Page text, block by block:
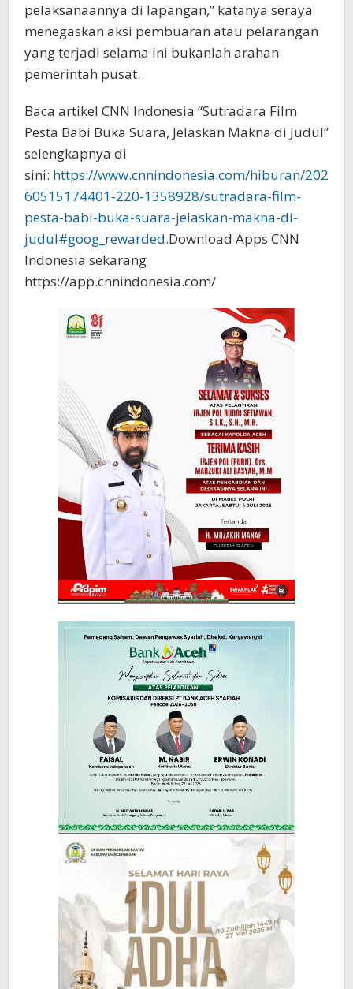
pelaksanaannya di lapangan,” katanya seraya
menegaskan aksi pembuaran atau pelarangan
yang terjadi selama ini bukanlah arahan
pemerintah pusat.
Baca artikel CNN Indonesia “Sutradara Film
Pesta Babi Buka Suara, Jelaskan Makna di Judul”
selengkapnya di
sini: https://www.cnnindonesia.com/hiburan/202
60515174401-220-1358928/sutradara-film-
pesta-babi-buka-suara-jelaskan-makna-di-
judul#goog_rewarded.Download Apps CNN
Indonesia sekarang
https://app.cnnindonesia.com/